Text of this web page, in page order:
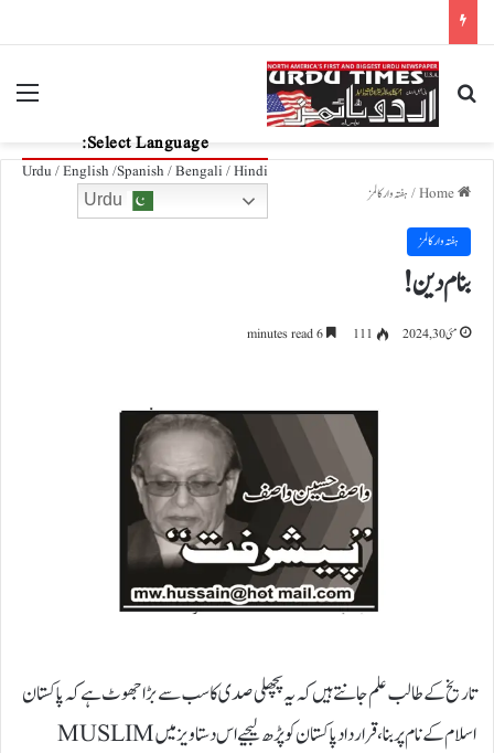
Select Language:
Urdu / English /Spanish / Bengali / Hindi
Search for
/ ہفتہ وار کالمز
ہفتہ وار کالمز
بنام دین!
مئی 30, 2024 111
تاریخ کے طالب علم جانتے ہیں کہ یہ پچھلی صدی کا سب سے بڑا جھوٹ ہے کہ پاکستان
اسلام کے نام پر بنا، قرار داد پاکستان کو پڑھ لیجیے اس دستاویز میں MUSLIM